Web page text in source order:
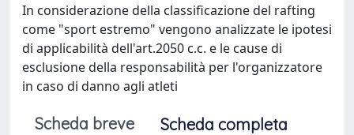
In considerazione della classificazione del rafting
come "sport estremo" vengono analizzate le ipotesi
di applicabilità dell'art.2050 c.c. e le cause di
esclusione della responsabilità per l'organizzatore
in caso di danno agli atleti
Scheda breve
Scheda completa